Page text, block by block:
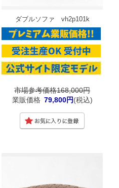
ダブルソファ vh2p101k
市場参考価格168,000円
業販価格 79,800円(税込)